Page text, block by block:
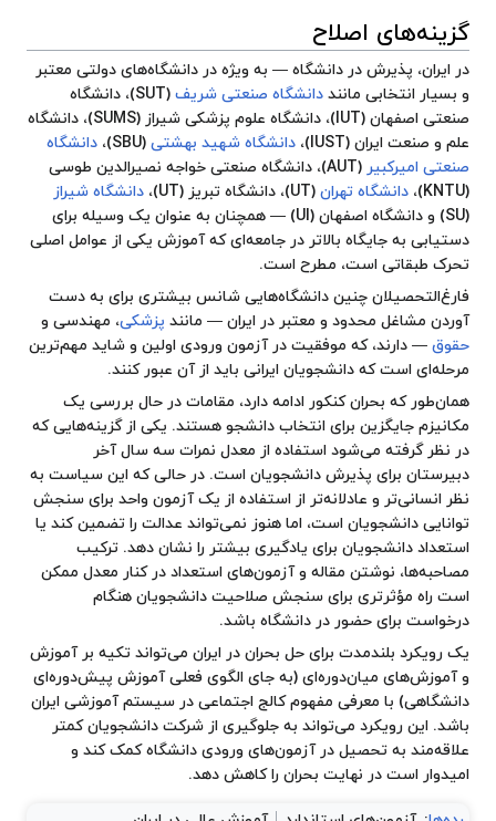
گزینه‌های اصلاح
در ایران، پذیرش در دانشگاه — به ویژه در دانشگاه‌های دولتی معتبر
و بسیار انتخابی مانند دانشگاه صنعتی شریف (SUT)،
دانشگاه
صنعتی اصفهان (IUT)، دانشگاه علوم پزشکی شیراز (SUMS)،
دانشگاه
علم و صنعت ایران (IUST)، دانشگاه شهید بهشتی (SBU)،
دانشگاه
صنعتی امیرکبیر (AUT)،
دانشگاه صنعتی خواجه نصیرالدین طوسی
(KNTU)،
دانشگاه تهران (UT)، دانشگاه تبریز (UT)،
دانشگاه شیراز
(SU) و
دانشگاه اصفهان
(UI) — همچنان به عنوان یک وسیله برای
دستیابی به جایگاه بالاتر در جامعه‌ای که آموزش یکی از عوامل اصلی
تحرک طبقاتی است، مطرح است.
فارغ‌التحصیلان چنین دانشگاه‌هایی شانس بیشتری برای به دست
آوردن مشاغل محدود و معتبر در ایران — مانند پزشکی، مهندسی و
حقوق — دارند، که موفقیت در آزمون ورودی اولین و شاید مهم‌ترین
مرحله‌ای است که دانشجویان ایرانی باید از آن عبور کنند.
همان‌طور که بحران کنکور ادامه دارد، مقامات در حال بررسی یک
مکانیزم جایگزین برای انتخاب دانشجو هستند. یکی از گزینه‌هایی که
در نظر گرفته می‌شود استفاده از معدل نمرات سه سال آخر
دبیرستان برای پذیرش دانشجویان است. در حالی که این سیاست به
نظر انسانی‌تر و عادلانه‌تر از استفاده از یک آزمون واحد برای سنجش
توانایی دانشجویان است، اما هنوز نمی‌تواند عدالت را تضمین کند یا
استعداد دانشجویان برای یادگیری بیشتر را نشان دهد. ترکیب
مصاحبه‌ها، نوشتن مقاله و آزمون‌های استعداد در کنار معدل ممکن
است راه مؤثرتری برای سنجش صلاحیت دانشجویان هنگام
درخواست برای حضور در دانشگاه باشد.
یک رویکرد بلندمدت برای حل بحران در ایران می‌تواند تکیه بر آموزش
و آموزش‌های میان‌دوره‌ای (به جای الگوی فعلی آموزش پیش‌دوره‌ای
دانشگاهی) با معرفی مفهوم کالج اجتماعی در سیستم آموزشی ایران
باشد. این رویکرد می‌تواند به جلوگیری از شرکت دانشجویان کمتر
علاقه‌مند به تحصیل در آزمون‌های ورودی دانشگاه کمک کند و
امیدوار است در نهایت بحران را کاهش دهد.